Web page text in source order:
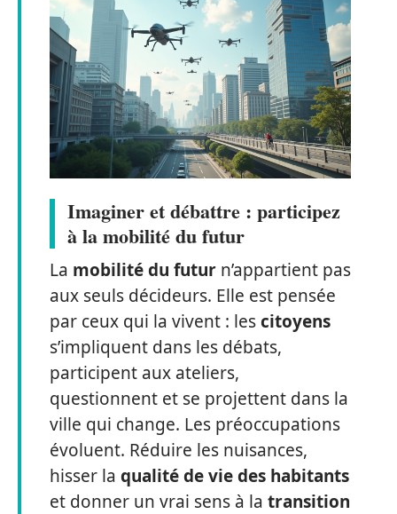
Imaginer et débattre : participez
à la mobilité du futur
La mobilité du futur n’appartient pas
aux seuls décideurs. Elle est pensée
par ceux qui la vivent : lescitoyens
s’impliquent dans les débats,
participent aux ateliers,
questionnent et se projettent dans la
ville qui change. Les préoccupations
évoluent. Réduire les nuisances,
hisser la qualité de vie des habitants
et donner un vrai sens à la transition